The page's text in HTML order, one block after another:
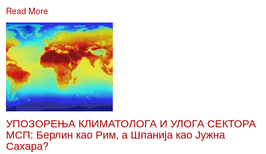
Read More
УПОЗОРЕЊА КЛИМАТОЛОГА И УЛОГА СЕКТОРА
МСП: Берлин као Рим, а Шпанија као Јужна
Сахара?